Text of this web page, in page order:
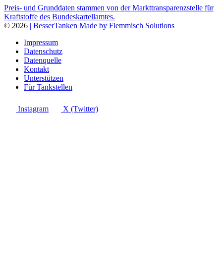
Preis- und Grunddaten stammen von der Markttransparenzstelle für
Kraftstoffe des Bundeskartellamtes.
© 2026 | BesserTanken Made by Flemmisch Solutions
Impressum
Datenschutz
Datenquelle
Kontakt
Unterstützen
Für Tankstellen
Instagram X (Twitter)